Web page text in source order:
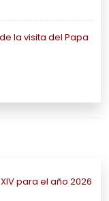
la visita del Papa
para el año 2026